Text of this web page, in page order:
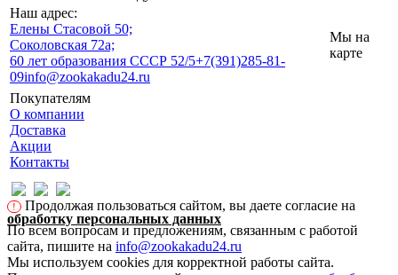
Наш адрес:
Eлены Стасовой 50;
Соколовская 72а;
60 лет образования СССР 52/5+7(391)285-81-
09info@zookakadu24.ru
Мы на
карте
Покупателям
О компании
Доставка
Акции
Контакты
!
Продолжая пользоваться сайтом, вы даете согласие на
обработку персональных данных
По всем вопросам и предложениям, связанным с работой
сайта, пишите на info@zookakadu24.ru
Мы используем cookies для корректной работы сайта.